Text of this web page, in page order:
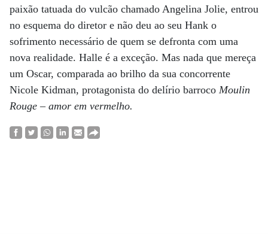
paixão tatuada do vulcão chamado Angelina Jolie, entrou
no esquema do diretor e não deu ao seu Hank o
sofrimento necessário de quem se defronta com uma
nova realidade. Halle é a exceção. Mas nada que mereça
um Oscar, comparada ao brilho da sua concorrente
Nicole Kidman, protagonista do delírio barroco Moulin
Rouge – amor em vermelho.